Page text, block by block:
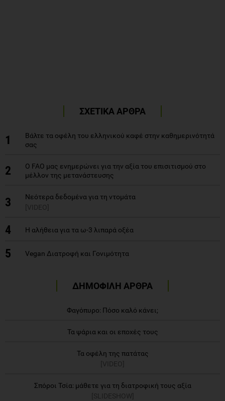
ΣΧΕΤΙΚΑ ΑΡΘΡΑ
1
Βάλτε τα οφέλη του ελληνικού καφέ στην καθημερινότητά
σας
2
Ο FAO μας ενημερώνει για την αξία του επισιτισμού στο
μέλλον της μετανάστευσης
3
Νεότερα δεδομένα για τη ντομάτα
[VIDEO]
4 Η αλήθεια για τα ω-3 λιπαρά οξέα
5 Vegan Διατροφή και Γονιμότητα
ΔΗΜΟΦΙΛΗ ΑΡΘΡΑ
Φαγόπυρο: Πόσο καλό κάνει;
Τα ψάρια και οι εποχές τους
Τα οφέλη της πατάτας
[VIDEO]
Σπόροι Τσία: μάθετε για τη διατροφική τους αξία
[SLIDESHOW]